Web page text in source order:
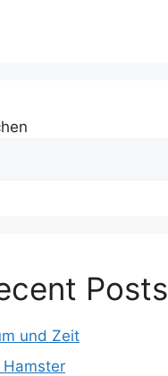
Posts
und Zeit
Hamster